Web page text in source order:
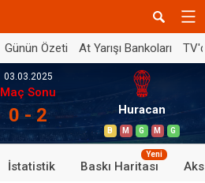
Günün Özeti At Yarışı Bankoları
03.03.2025
Maç Sonu
0 - 2 Huracan
B M G M G
İstatistik Baskı Haritası
Yeni